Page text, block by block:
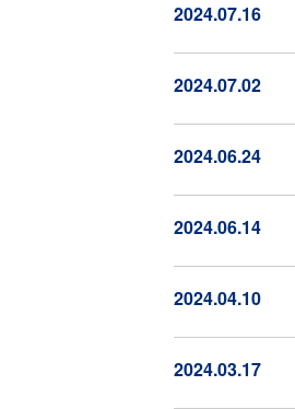
2024.07.16
2024.07.02
2024.06.24
2024.06.14
2024.04.10
2024.03.17